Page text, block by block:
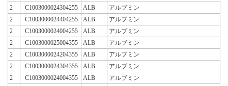
2
C1003000024304255 ALB
アルブミン
2
C1003000024404255 ALB
アルブミン
2
C1003000024004255 ALB
アルブミン
2
C1003000025004355 ALB
アルブミン
2
C1003000024204355 ALB
アルブミン
2
C1003000024304355 ALB
アルブミン
2
C1003000024004355 ALB
アルブミン